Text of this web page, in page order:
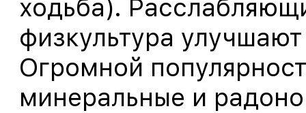
ходьба).
физкультура
Огромной
минеральные и